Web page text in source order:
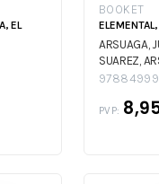
EL
BOOKET
ARSUAGA,
SUAREZ,
LUIS/
SUAREZ,
PVP: